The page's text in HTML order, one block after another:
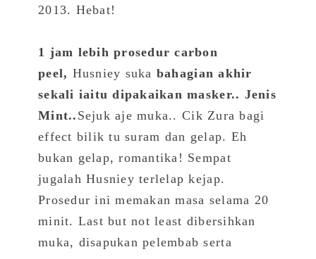
2013. Hebat!
1 jam lebih prosedur carbon
peel, Husniey suka bahagian akhir
sekali iaitu dipakaikan masker.. Jenis
Mint.. Sejuk aje muka.. Cik Zura bagi
effect bilik tu suram dan gelap. Eh
bukan gelap, romantika! Sempat
jugalah Husniey terlelap kejap.
Prosedur ini memakan masa selama 20
minit. Last but not least dibersihkan
muka, disapukan pelembab serta